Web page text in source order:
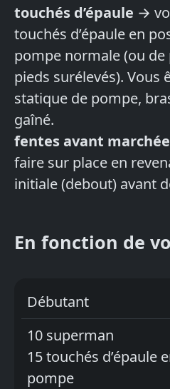
touchés d’épaule →
touchés d’épaule en
pompe normale (ou de
pieds surélevés). Vous
statique de pompe,
gaîné.
fentes avant
faire sur place en
initiale (debout) avant
En fonction de
Débutant
10 superman
15 touchés d’épaule
pompe